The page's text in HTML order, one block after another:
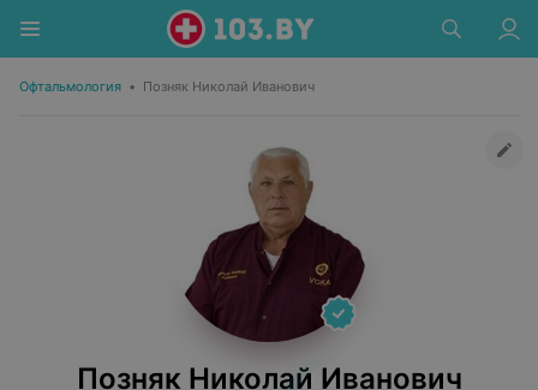
Офтальмология • Позняк Николай Иванович
Позняк Николай Иванович